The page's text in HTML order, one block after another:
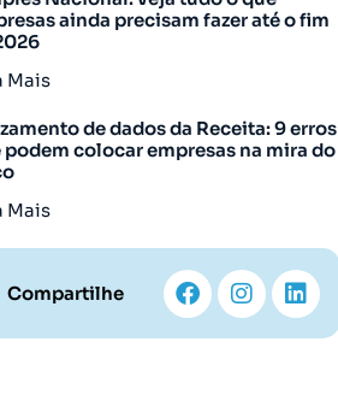
ainda precisam fazer até o fim
Mais
de dados da Receita: 9 erros
podem colocar empresas na mira do
Mais
Compartilhe